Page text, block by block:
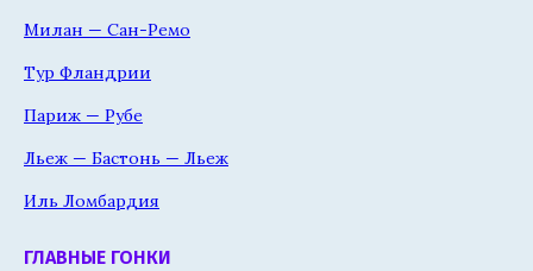
Милан — Сан-Ремо
Тур Фландрии
Париж — Рубе
Льеж — Бастонь — Льеж
Иль Ломбардия
ГЛАВНЫЕ ГОНКИ